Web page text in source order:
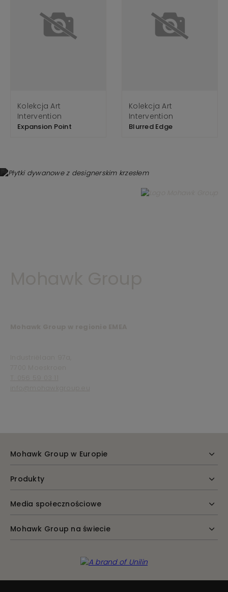
Kolekcja Art
Intervention
Expansion Point
Kolekcja Art
Intervention
Blurred Edge
Mohawk Group w Europie
Produkty
Media społecznościowe
Mohawk Group na świecie